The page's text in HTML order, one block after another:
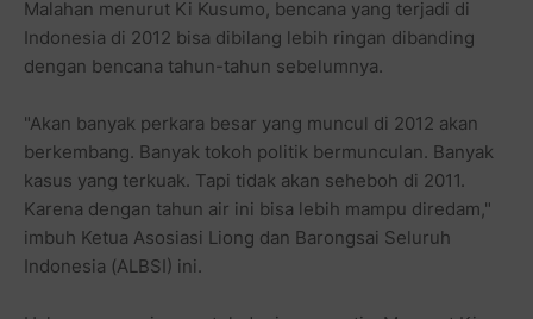
Malahan menurut Ki Kusumo, bencana yang terjadi di
Indonesia di 2012 bisa dibilang lebih ringan dibanding
dengan bencana tahun-tahun sebelumnya.
"Akan banyak perkara besar yang muncul di 2012 akan
berkembang. Banyak tokoh politik bermunculan. Banyak
kasus yang terkuak. Tapi tidak akan seheboh di 2011.
Karena dengan tahun air ini bisa lebih mampu diredam,"
imbuh Ketua Asosiasi Liong dan Barongsai Seluruh
Indonesia (ALBSI) ini.